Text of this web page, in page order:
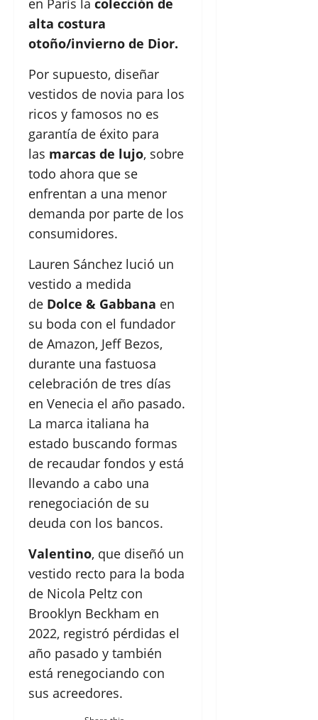
en París la colección de
alta costura
otoño/invierno de Dior.
Por supuesto, diseñar
vestidos de novia para los
ricos y famosos no es
garantía de éxito para
las marcas de lujo, sobre
todo ahora que se
enfrentan a una menor
demanda por parte de los
consumidores.
Lauren Sánchez lució un
vestido a medida
de Dolce & Gabbana en
su boda con el fundador
de Amazon, Jeff Bezos,
durante una fastuosa
celebración de tres días
en Venecia el año pasado.
La marca italiana ha
estado buscando formas
de recaudar fondos y está
llevando a cabo una
renegociación de su
deuda con los bancos.
Valentino, que diseñó un
vestido recto para la boda
de Nicola Peltz con
Brooklyn Beckham en
2022, registró pérdidas el
año pasado y también
está renegociando con
sus acreedores.